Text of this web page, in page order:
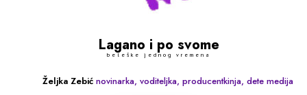
Lagano i po svome
beleške jednog vremena
Željka Zebić novinarka, voditeljka, producentkinja, dete medija